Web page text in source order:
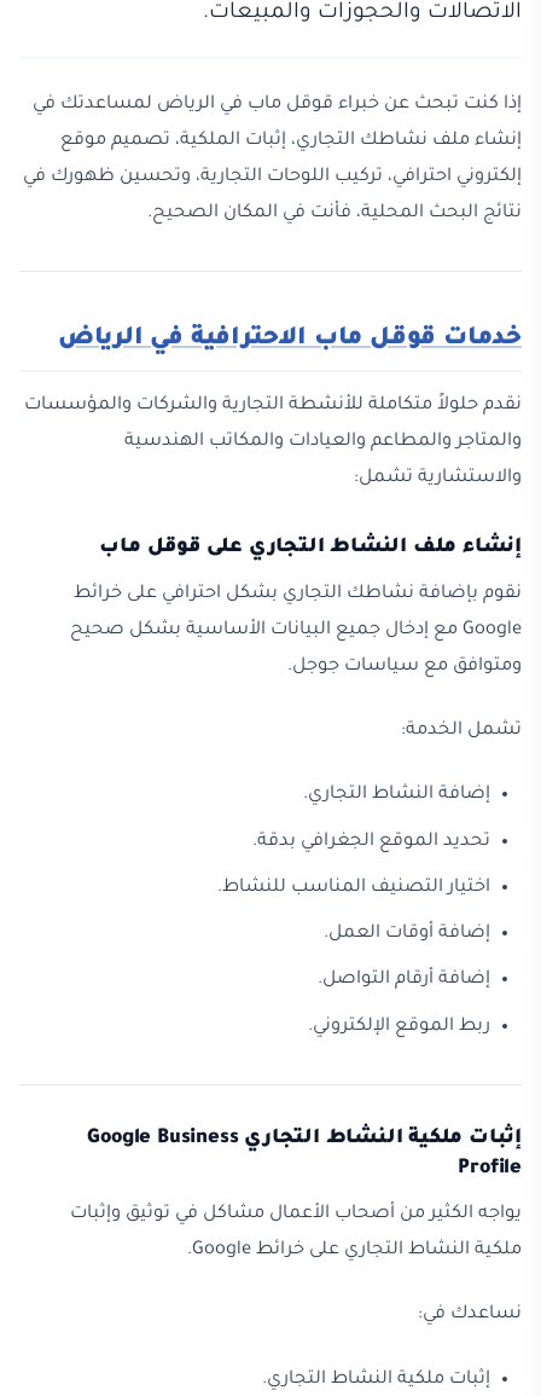
الاتصالات والحجوزات والمبيعات.
إذا كنت تبحث عن خبراء قوقل ماب في الرياض لمساعدتك في
إنشاء ملف نشاطك التجاري، إثبات الملكية، تصميم موقع
إلكتروني احترافي، تركيب اللوحات التجارية، وتحسين ظهورك في
نتائج البحث المحلية، فأنت في المكان الصحيح.
خدمات قوقل ماب الاحترافية في الرياض
نقدم حلولاً متكاملة للأنشطة التجارية والشركات والمؤسسات
والمتاجر والمطاعم والعيادات والمكاتب الهندسية
والاستشارية تشمل:
إنشاء ملف النشاط التجاري على قوقل ماب
نقوم بإضافة نشاطك التجاري بشكل احترافي على خرائط
Google مع إدخال جميع البيانات الأساسية بشكل صحيح
ومتوافق مع سياسات جوجل.
تشمل الخدمة:
إضافة النشاط التجاري.
تحديد الموقع الجغرافي بدقة.
اختيار التصنيف المناسب للنشاط.
إضافة أوقات العمل.
إضافة أرقام التواصل.
ربط الموقع الإلكتروني.
إثبات ملكية النشاط التجاري Google Business
Profile
يواجه الكثير من أصحاب الأعمال مشاكل في توثيق وإثبات
ملكية النشاط التجاري على خرائط Google.
نساعدك في:
إثبات ملكية النشاط التجاري.